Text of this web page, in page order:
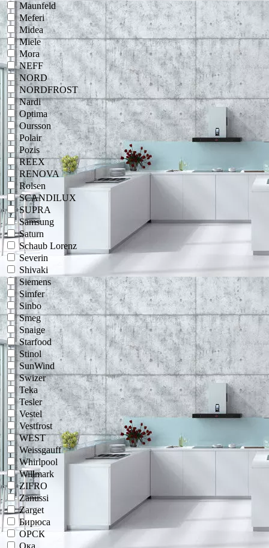
Maunfeld
Meferi
Midea
Miele
Mora
NEFF
NORD
NORDFROST
Nardi
Optima
Oursson
Polair
Pozis
REEX
RENOVA
Rolsen
SCANDILUX
SUPRA
Samsung
Saturn
Schaub Lorenz
Severin
Shivaki
Siemens
Simfer
Sinbo
Smeg
Snaige
Starfood
Stinol
SunWind
Swizer
Teka
Tesler
Vestel
Vestfrost
WEST
Weissgauff
Whirlpool
Willmark
ZIFRO
Zanussi
Zarget
Бирюса
ОРСК
Ока